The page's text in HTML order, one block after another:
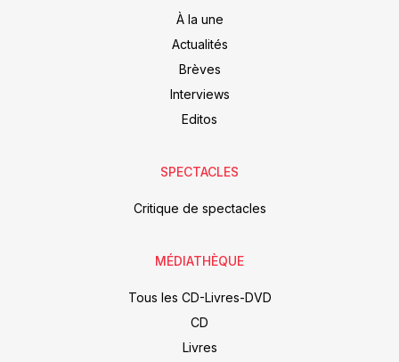
À la une
Actualités
Brèves
Interviews
Editos
SPECTACLES
Critique de spectacles
MÉDIATHÈQUE
Tous les CD-Livres-DVD
CD
Livres